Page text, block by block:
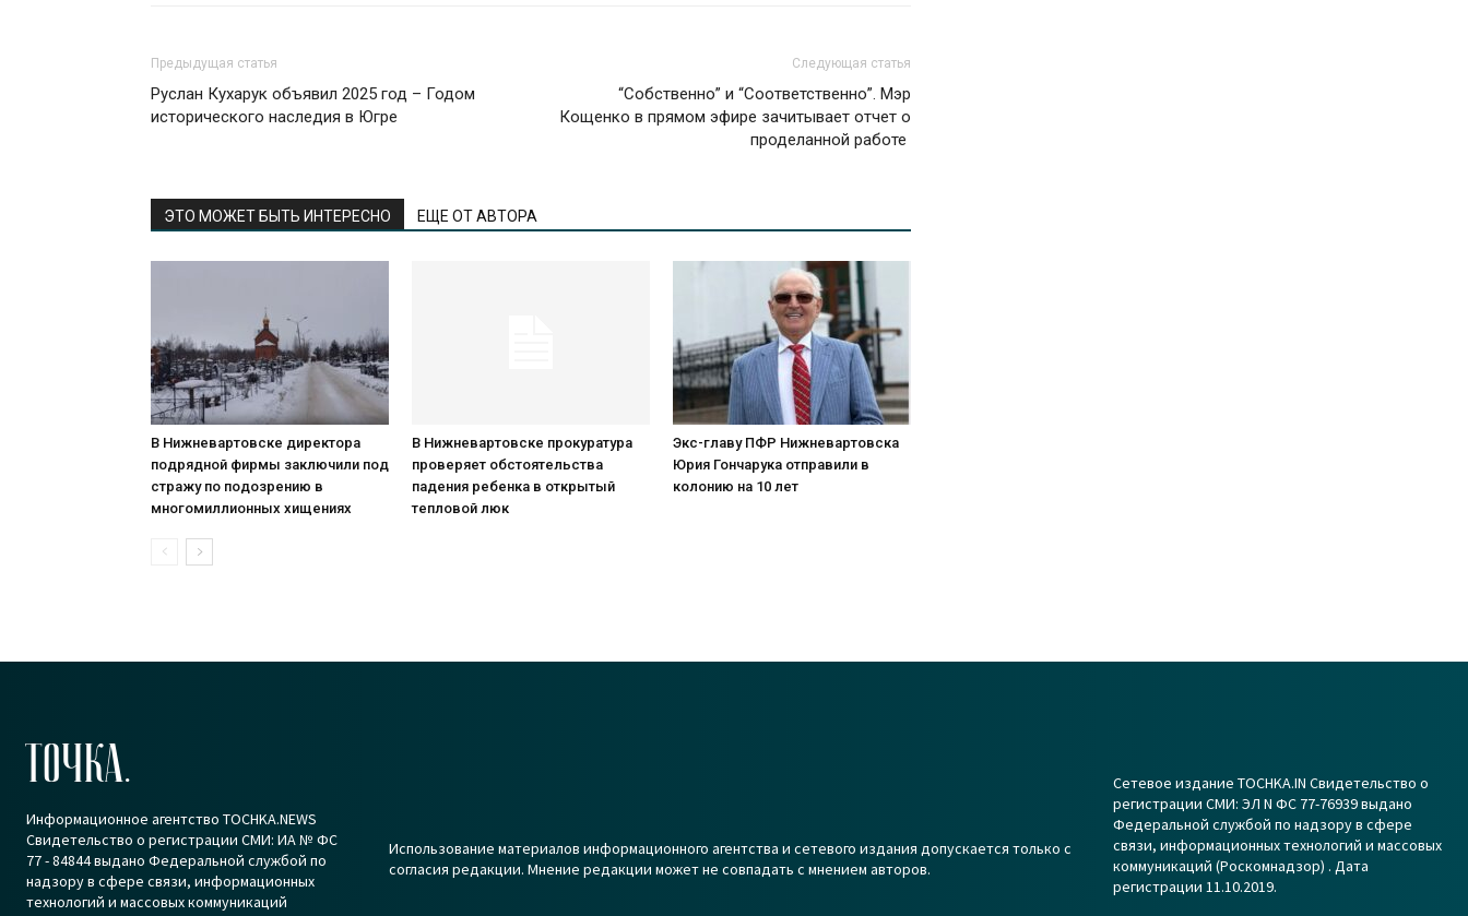
Предыдущая статья
Руслан Кухарук объявил 2025 год – Годом
исторического наследия в Югре
Следующая статья
“Собственно” и “Соответственно”. Мэр
Кощенко в прямом эфире зачитывает отчет о
проделанной работе
ЭТО МОЖЕТ БЫТЬ ИНТЕРЕСНО ЕЩЕ ОТ АВТОРА
В Нижневартовске директора
подрядной фирмы заключили под
стражу по подозрению в
многомиллионных хищениях
В Нижневартовске прокуратура
проверяет обстоятельства
падения ребенка в открытый
тепловой люк
Экс-главу ПФР Нижневартовска
Юрия Гончарука отправили в
колонию на 10 лет
ТОЧКА.
Информационное агентство TOCHKA.NEWS
Свидетельство о регистрации СМИ: ИА № ФС
77 - 84844 выдано Федеральной службой по
надзору в сфере связи, информационных
технологий и массовых коммуникаций
Использование материалов информационного агентства и сетевого издания допускается только с
согласия редакции. Мнение редакции может не совпадать с мнением авторов.
Сетевое издание TOCHKA.IN Свидетельство о
регистрации СМИ: ЭЛ N ФС 77-76939 выдано
Федеральной службой по надзору в сфере
связи, информационных технологий и массовых
коммуникаций (Роскомнадзор) . Дата
регистрации 11.10.2019.